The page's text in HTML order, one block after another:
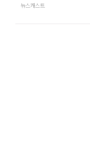
뉴스캐스트